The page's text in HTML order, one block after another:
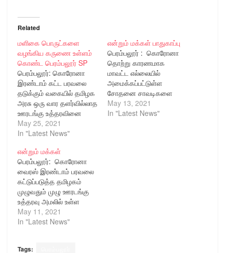
Related
மளிகை பொருட்களை
வழங்கிய கருணை உள்ளம்
கொண்ட பெரம்பலூர் SP
பெரம்பலூர்: கொரோனா
இரண்டாம் கட்ட பரவலை
தடுக்கும் வகையில் தமிழக
அரசு ஒரு வார தளர்வில்லாத
ஊரடங்கு உத்தரவினை
அமல்படுத்தியுள்ளது.
இந்நிலையில் பெரம்பலூர்
கருணை இல்லத்தில்
வசித்து வரும் 85
நபர்களின் பசியினை
போக்கும் வகையில் ஒரு
மாதத்திற்கு உணவிற்கு
தேவையான மளிகை
பொருட்களை பெரம்பலூர்
மாவட்ட காவல்
May 25, 2021
In "Latest News"
என்றும் மக்கள் பாதுகாப்பு
பெரம்பலூர் : கொரோனா
தொற்று காரணமாக
மாவட்ட எல்லையில்
அமைக்கப்பட்டுள்ள
சோதனை சாவடிகளை
பார்வையிட்ட மாவட்ட காவல்
கண்காணிப்பாளர்.
May 13, 2021
In "Latest News"
என்றும் மக்கள்
பெரம்பலூர்: கொரோனா
வைரஸ் இரண்டாம் பரவலை
கட்டுப்படுத்த தமிழகம்
முழுவதும் முழு ஊரடங்கு
உத்தரவு அமலில் உள்ள
நிலையில்
மருத்துவமனைக்கு செல்ல
May 11, 2021
In "Latest News"
Tags: